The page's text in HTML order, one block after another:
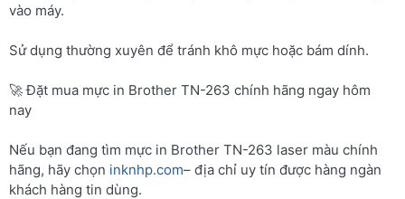
vào máy.
Sử dụng thường xuyên để tránh khô mực hoặc bám dính.
🚀 Đặt mua mực in Brother TN-263 chính hãng ngay hôm
nay
Nếu bạn đang tìm mực in Brother TN-263 laser màu chính
hãng, hãy chọn inknhp.com– địa chỉ uy tín được hàng ngàn
khách hàng tin dùng.